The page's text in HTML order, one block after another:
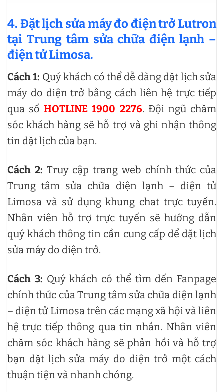
4. Đặt lịch sửa máy đo điện trở Lutron
tại Trung tâm sửa chữa điện lạnh –
điện tử Limosa.
Cách 1: Quý khách có thể dễ dàng đặt lịch sửa
máy đo điện trở bằng cách liên hệ trực tiếp
qua sốHOTLINE 1900 2276. Đội ngũ chăm
sóc khách hàng sẽ hỗ trợ và ghi nhận thông
tin đặt lịch của bạn.
Cách 2: Truy cập trang web chính thức của
Trung tâm sửa chữa điện lạnh – điện tử
Limosa và sử dụng khung chat trực tuyến.
Nhân viên hỗ trợ trực tuyến sẽ hướng dẫn
quý khách thông tin cần cung cấp để đặt lịch
sửa máy đo điện trở.
Cách 3: Quý khách có thể tìm đến Fanpage
chính thức của Trung tâm sửa chữa điện lạnh
– điện tử Limosa trên các mạng xã hội và liên
hệ trực tiếp thông qua tin nhắn. Nhân viên
chăm sóc khách hàng sẽ phản hồi và hỗ trợ
bạn đặt lịch sửa máy đo điện trở một cách
thuận tiện và nhanh chóng.